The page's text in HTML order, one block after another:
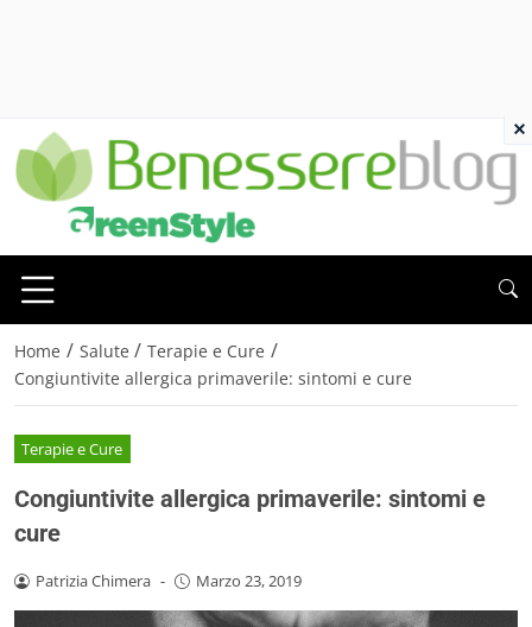
Home / Salute / Terapie e Cure /
Congiuntivite allergica primaverile: sintomi e cure
Terapie e Cure
Congiuntivite allergica primaverile: sintomi e
cure
Patrizia Chimera - Marzo 23, 2019
×